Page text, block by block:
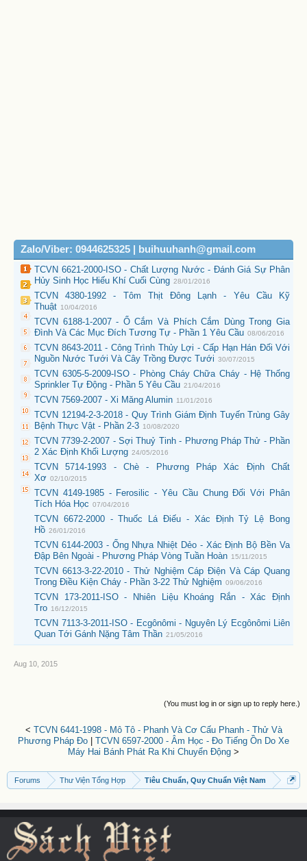
Zalo/Viber: 0944625325 | buihuuhanh@gmail.com
TCVN 6621-2000-ISO - Chất Lượng Nước - Đánh Giá Sự Phân
Hủy Sinh Học Hiếu Khí Cuối Cùng 28/01/2016
TCVN 4380-1992 - Tôm Thịt Đông Lạnh - Yêu Cầu Kỹ
Thuật 10/04/2016
TCVN 6188-1-2007 - Ổ Cắm Và Phích Cắm Dùng Trong Gia
Đình Và Các Mục Đích Tương Tự - Phần 1 Yêu Cầu 08/06/2016
TCVN 8643-2011 - Công Trình Thủy Lợi - Cấp Hạn Hán Đối Với
Nguồn Nước Tưới Và Cây Trồng Được Tưới 30/07/2015
TCVN 6305-5-2009-ISO - Phòng Cháy Chữa Cháy - Hệ Thống
Sprinkler Tự Động - Phần 5 Yêu Cầu 21/04/2016
TCVN 7569-2007 - Xi Măng Alumin 11/01/2016
TCVN 12194-2-3-2018 - Quy Trình Giám Định Tuyến Trùng Gây
Bệnh Thực Vật - Phần 2-3 10/08/2020
TCVN 7739-2-2007 - Sợi Thuỷ Tinh - Phương Pháp Thử - Phần
2 Xác Định Khối Lượng 24/05/2016
TCVN 5714-1993 - Chè - Phương Pháp Xác Định Chất
Xơ 02/10/2015
TCVN 4149-1985 - Ferosilic - Yêu Cầu Chung Đối Với Phân
Tích Hóa Học 07/04/2016
TCVN 6672-2000 - Thuốc Lá Điếu - Xác Định Tỷ Lệ Bong
Hồ 26/01/2016
TCVN 6144-2003 - Ống Nhựa Nhiệt Dẻo - Xác Định Bộ Bền Va
Đập Bên Ngoài - Phương Pháp Vòng Tuần Hoàn 15/11/2015
TCVN 6613-3-22-2010 - Thử Nghiệm Cáp Điện Và Cáp Quang
Trong Điều Kiện Cháy - Phần 3-22 Thử Nghiệm 09/06/2016
TCVN 173-2011-ISO - Nhiên Liệu Khoáng Rắn - Xác Định
Tro 16/12/2015
TCVN 7113-3-2011-ISO - Ecgônômi - Nguyên Lý Ecgônômi Liên
Quan Tới Gánh Nặng Tâm Thần 21/05/2016
Aug 10, 2015
(You must log in or sign up to reply here.)
< TCVN 6441-1998 - Mô Tô - Phanh Và Cơ Cấu Phanh - Thử Và
Phương Pháp Đo
TCVN 6597-2000 - Âm Học - Đo Tiếng Ồn Do Xe
Máy Hai Bánh Phát Ra Khi Chuyển Động >
Forums Thư Viện Tổng Hợp Tiêu Chuẩn, Quy Chuẩn Việt Nam